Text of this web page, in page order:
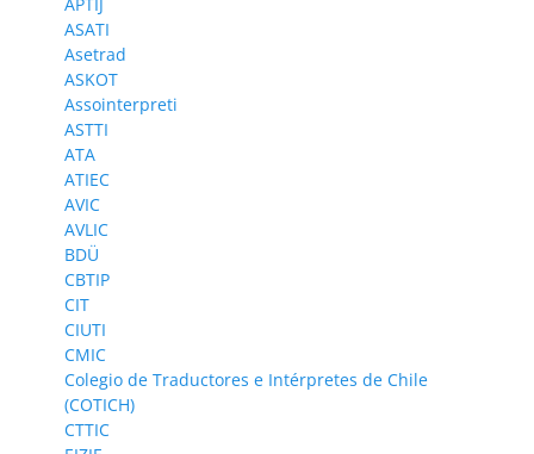
ASATI
Asetrad
ASKOT
Assointerpreti
ASTTI
ATA
ATIEC
AVIC
AVLIC
BDÜ
CBTIP
CIT
CIUTI
CMIC
Colegio de Traductores e Intérpretes de Chile
(COTICH)
CTTIC